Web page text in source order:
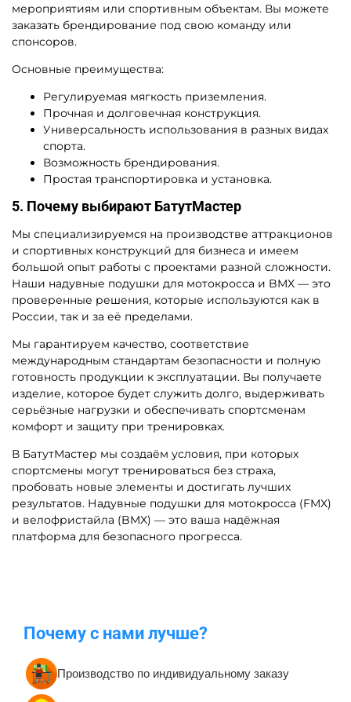
мероприятиям или спортивным объектам. Вы можете
заказать брендирование под свою команду или
спонсоров.
Основные преимущества:
Регулируемая мягкость приземления.
Прочная и долговечная конструкция.
Универсальность использования в разных видах
спорта.
Возможность брендирования.
Простая транспортировка и установка.
5. Почему выбирают БатутМастер
Мы специализируемся на производстве аттракционов
и спортивных конструкций для бизнеса и имеем
большой опыт работы с проектами разной сложности.
Наши надувные подушки для мотокросса и BMX — это
проверенные решения, которые используются как в
России, так и за её пределами.
Мы гарантируем качество, соответствие
международным стандартам безопасности и полную
готовность продукции к эксплуатации. Вы получаете
изделие, которое будет служить долго, выдерживать
серьёзные нагрузки и обеспечивать спортсменам
комфорт и защиту при тренировках.
В БатутМастер мы создаём условия, при которых
спортсмены могут тренироваться без страха,
пробовать новые элементы и достигать лучших
результатов. Надувные подушки для мотокросса (FMX)
и велофристайла (BMX) — это ваша надёжная
платформа для безопасного прогресса.
Почему с нами лучше?
Производство по индивидуальному заказу